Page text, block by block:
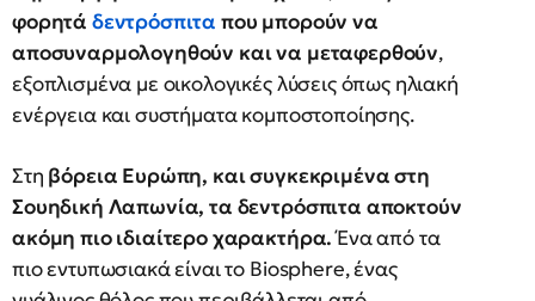
φορητά δεντρόσπιτα που μπορούν να
αποσυναρμολογηθούν και να μεταφερθούν,
εξοπλισμένα με οικολογικές λύσεις όπως ηλιακή
ενέργεια και συστήματα κομποστοποίησης.
Στη βόρεια Ευρώπη, και συγκεκριμένα στη
Σουηδική Λαπωνία, τα δεντρόσπιτα αποκτούν
ακόμη πιο ιδιαίτερο χαρακτήρα.Ένα από τα
πιο εντυπωσιακά είναι το Biosphere, ένας